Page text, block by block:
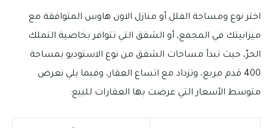
اختر نوع ومساحة الفلل أو منازل الاون هاوس المتوافقة مع
ميزانيتك في المجمع، أو الشقق التي تتوافر بخاصية التملك
الحرّ، حيث تبدأ مساحات الشقق من نوع الاستوديو بمساحة
400 قدم مربع، وتزداد مع اتساع العقار، وفيما يلي نعرض
متوسط الأسعار التي عرضت بها العقارات للبيع: